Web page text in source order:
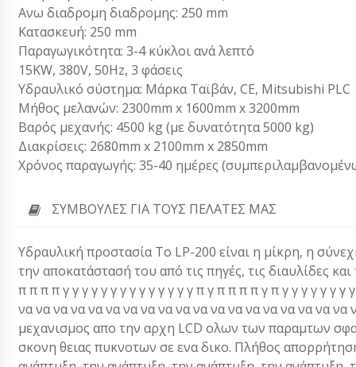
Ανω διαδρομη διαδρομης: 250 mm
Κατασκευή: 250 mm
Παραγωγικότητα: 3-4 κύκλοι ανά λεπτό
15KW, 380V, 50Hz, 3 φάσεις
Υδραυλικό σύστημα: Μάρκα Ταϊβάν, CE, Mitsubishi PLC
Μήθος μελανών: 2300mm x 1600mm x 3200mm
Βαρός μεχανής: 4500 kg (με δυνατότητα 5000 kg)
Διακρίσεις: 2680mm x 2100mm x 2850mm
Χρόνος παραγωγής: 35-40 ημέρες
ΣΥΜΒΟΥΛΈΣ ΓΙΑ ΤΟΥΣ ΠΕΛΆΤΕΣ ΜΑΣ
Υδραυλική προστασία Το LP-200 είναι η μίκρη, η
την αποκατάστασή του από τις πηγές, τις διαυλίδες
π π π π γ γ γ γ γ γ γ γ γ γ γ γ γ γ π γ π π π π γ π γ γ γ γ γ γ
να να να να να να να να να να να να να να να να να να να
μεχανισμος απο την αρχη LCD ολων των παραμτων
σκονη θειας πυκνοτων σε ενα δικο. Πλήθος